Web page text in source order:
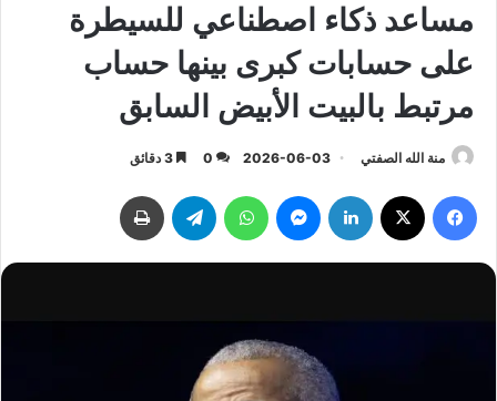
مساعد ذكاء اصطناعي للسيطرة
على حسابات كبرى بينها حساب
مرتبط بالبيت الأبيض السابق
منة الله الصفتي 2026-06-03
0